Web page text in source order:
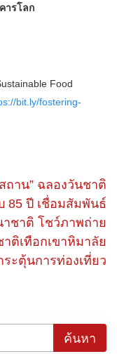
ารโลก
Food
bit.ly/fostering-
ถาน” ฉลองวันชาติ
85 ปี เชื่อมสัมพันธ์
าชาติ โชว์ภาพถ่าย
ติเทือกเขาหิมาลัย
ระตุ้นการท่องเที่ยว